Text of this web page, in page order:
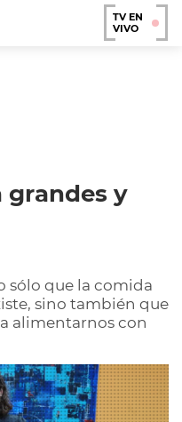
TV EN
VIVO
grandes y
sólo que la comida
sino también que
alimentarnos con